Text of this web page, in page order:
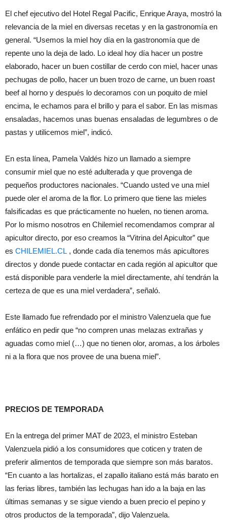
El chef ejecutivo del Hotel Regal Pacific, Enrique Araya, mostró la
relevancia de la miel en diversas recetas y en la gastronomía en
general. “Usemos la miel hoy día en la gastronomía que de
repente uno la deja de lado. Lo ideal hoy día hacer un postre
elaborado, hacer un buen costillar de cerdo con miel, hacer unas
pechugas de pollo, hacer un buen trozo de carne, un buen roast
beef al horno y después lo decoramos con un poquito de miel
encima, le echamos para el brillo y para el sabor. En las mismas
ensaladas, hacemos unas buenas ensaladas de legumbres o de
pastas y utilicemos miel”, indicó.
En esta línea, Pamela Valdés hizo un llamado a siempre
consumir miel que no esté adulterada y que provenga de
pequeños productores nacionales. “Cuando usted ve una miel
puede oler el aroma de la flor. Lo primero que tiene las mieles
falsificadas es que prácticamente no huelen, no tienen aroma.
Por lo mismo nosotros en Chilemiel recomendamos comprar al
apicultor directo, por eso creamos la “Vitrina del Apicultor” que
es CHILEMIEL.CL , donde cada día tenemos más apicultores
directos y donde puede contactar en cada región al apicultor que
está disponible para venderle la miel directamente, ahí tendrán la
certeza de que es una miel verdadera”, señaló.
Este llamado fue refrendado por el ministro Valenzuela que fue
enfático en pedir que “no compren unas melazas extrañas y
aguadas como miel (…) que no tienen olor, aromas, a los árboles
ni a la flora que nos provee de una buena miel”.
PRECIOS DE TEMPORADA
En la entrega del primer MAT de 2023, el ministro Esteban
Valenzuela pidió a los consumidores que coticen y traten de
preferir alimentos de temporada que siempre son más baratos.
“En cuanto a las hortalizas, el zapallo italiano está más barato en
las ferias libres, también las lechugas han ido a la baja en las
últimas semanas y se sigue viendo a buen precio el pepino y
otros productos de la temporada”, dijo Valenzuela.